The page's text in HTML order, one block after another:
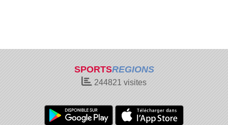
SPORTSREGIONS
244821 visites